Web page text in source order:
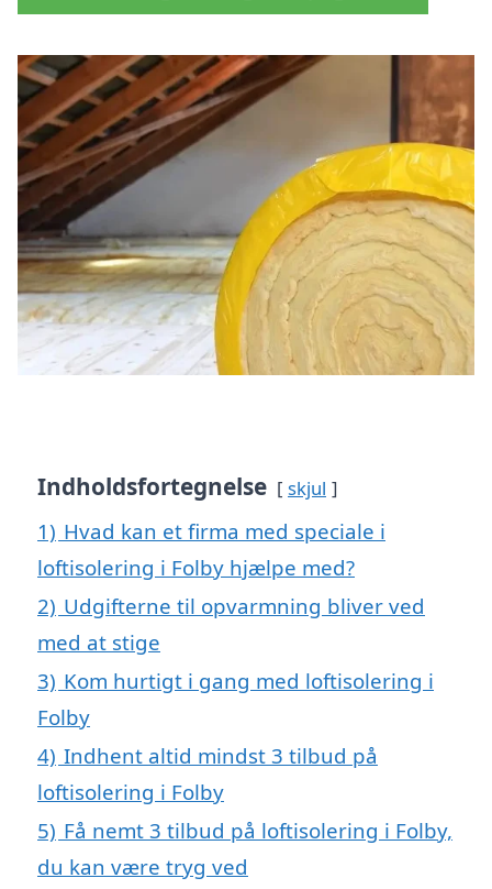
Indholdsfortegnelse skjul
1) Hvad kan et firma med speciale i
loftisolering i Folby hjælpe med?
2) Udgifterne til opvarmning bliver ved
med at stige
3) Kom hurtigt i gang med loftisolering i
Folby
4) Indhent altid mindst 3 tilbud på
loftisolering i Folby
5) Få nemt 3 tilbud på loftisolering i Folby,
du kan være tryg ved